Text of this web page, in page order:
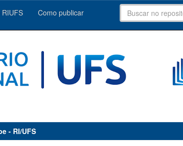
Como publicar
- RI/UFS